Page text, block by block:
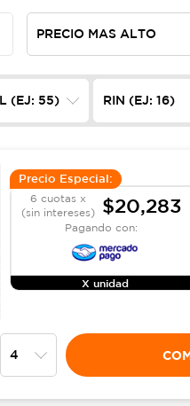
Precio Especial:
6 cuotas x
(sin intereses)
$20,283
Pagando con:
X unidad